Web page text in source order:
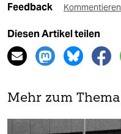
Feedback Kommentieren
Diesen Artikel teilen
Mehr zum Thema